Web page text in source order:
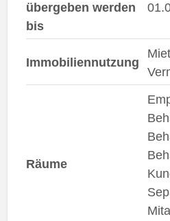
übergeben werden
bis
Immobiliennutzung
Räume